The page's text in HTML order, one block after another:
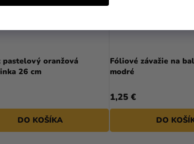
pastelový oranžová
26 cm
DO KOŠÍKA
Fóliové závažie na
modré
1,25 €
DO